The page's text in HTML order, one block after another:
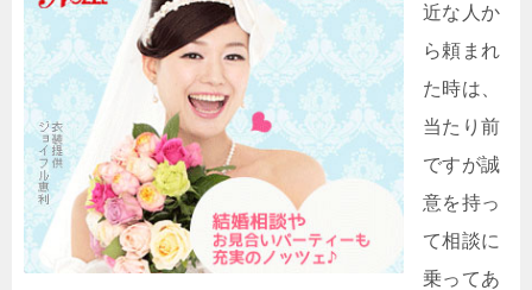
近な人か
ら頼まれ
た時は、
当たり前
ですが誠
意を持っ
て相談に
乗ってあ